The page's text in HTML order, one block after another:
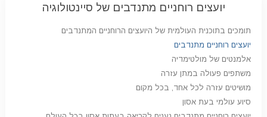
יועצים רוחניים מתנדבים של סיינטולוגיה
תומכים בתוכנית העולמית של היועצים הרוחניים המתנדבים
יועצים רוחניים מתנדבים
אלמנטים של מולטימדיה
משתפים פעולה במתן עזרה
מושיטים עזרה לכל אחד, בכל מקום
סיוע עולמי בעת אסון